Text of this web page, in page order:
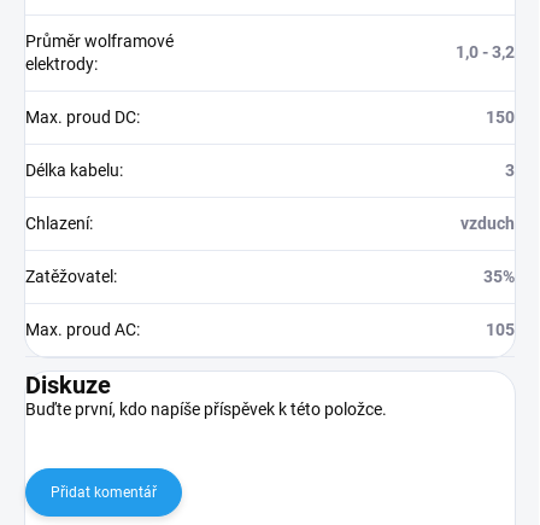
Průměr wolframové
elektrody:
1,0 - 3,2
Max. proud DC: 150
Délka kabelu: 3
Chlazení: vzduch
Zatěžovatel : 35%
Max. proud AC: 105
Diskuze
Buďte první, kdo napíše příspěvek k této položce.
Přidat komentář